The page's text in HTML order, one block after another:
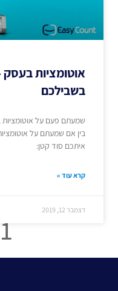
אוטומציות בעסק
בשבילכם
שמעתם פעם על אוטומציות
בין אם שמעתם על
איתכם סוד קטן:
קרא עוד »
דצמבר 12, 2019
1